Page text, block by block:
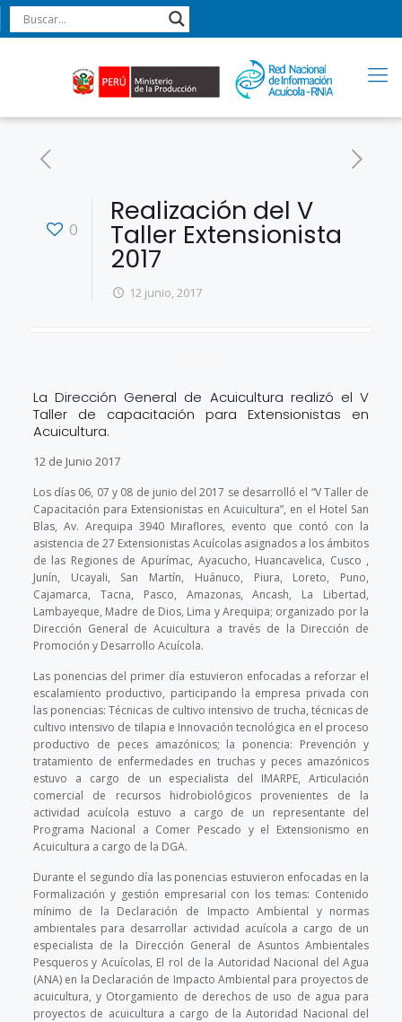
0
Realización del V
Taller Extensionista
2017
12 junio, 2017
La Dirección General de Acuicultura realizó el V
Taller de capacitación para Extensionistas en
Acuicultura.
12 de Junio 2017
Los días 06, 07 y 08 de junio del 2017 se desarrolló el “V Taller de
Capacitación para Extensionistas en Acuicultura”, en el Hotel San
Blas, Av. Arequipa 3940 Miraflores, evento que contó con la
asistencia de 27 Extensionistas Acuícolas asignados a los ámbitos
de las Regiones de Apurímac, Ayacucho, Huancavelica, Cusco ,
Junín, Ucayali, San Martín, Huánuco, Piura, Loreto, Puno,
Cajamarca, Tacna, Pasco, Amazonas, Ancash, La Libertad,
Lambayeque, Madre de Dios, Lima y Arequipa; organizado por la
Dirección General de Acuicultura a través de la Dirección de
Promoción y Desarrollo Acuícola.
Las ponencias del primer día estuvieron enfocadas a reforzar el
escalamiento productivo, participando la empresa privada con
las ponencias: Técnicas de cultivo intensivo de trucha, técnicas de
cultivo intensivo de tilapia e Innovación tecnológica en el proceso
productivo de peces amazónicos; la ponencia: Prevención y
tratamiento de enfermedades en truchas y peces amazónicos
estuvo a cargo de un especialista del IMARPE, Articulación
comercial de recursos hidrobiológicos provenientes de la
actividad acuícola estuvo a cargo de un representante del
Programa Nacional a Comer Pescado y el Extensionismo en
Acuicultura a cargo de la DGA.
Durante el segundo día las ponencias estuvieron enfocadas en la
Formalización y gestión empresarial con los temas: Contenido
mínimo de la Declaración de Impacto Ambiental y normas
ambientales para desarrollar actividad acuícola a cargo de un
especialista de la Dirección General de Asuntos Ambientales
Pesqueros y Acuícolas, El rol de la Autoridad Nacional del Agua
(ANA) en la Declaración de Impacto Ambiental para proyectos de
acuicultura, y Otorgamiento de derechos de uso de agua para
proyectos de acuicultura a cargo de la Autoridad Nacional del